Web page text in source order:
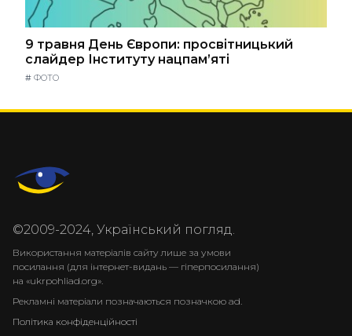
9 травня День Європи: просвітницький
слайдер Інституту нацпам’яті
# ФОТО
©2009-2024, Український погляд.
Використання матеріалів сайту лише за умови
посилання (для інтернет-видань — гіперпосилання)
на «ukrpohliad.org».
Рекламні матеріали позначаються позначкою ad.
Політика конфіденційності